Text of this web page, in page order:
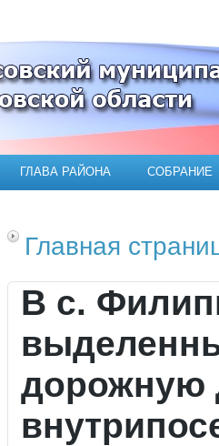
Марксовского
ГЛАВА РАЙОНА СОБРАНИЕ
Главная
В с.
дорожную